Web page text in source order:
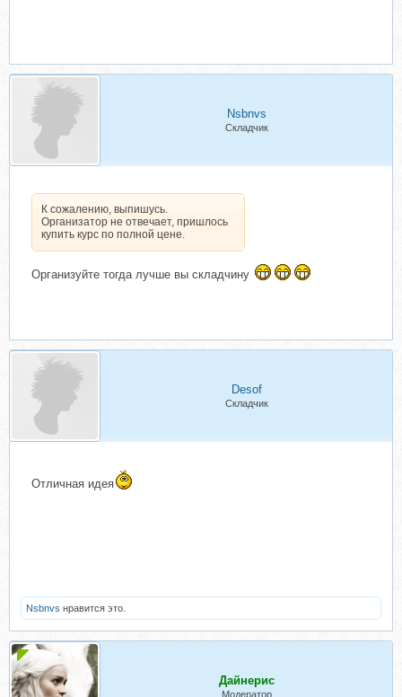
Nsbnvs
Складчик
К сожалению, выпишусь.
Организатор не отвечает, пришлось
купить курс по полной цене.
Организуйте тогда лучше вы складчину
Desof
Складчик
Отличная идея
Nsbnvs нравится это.
Дайнерис
Модератор